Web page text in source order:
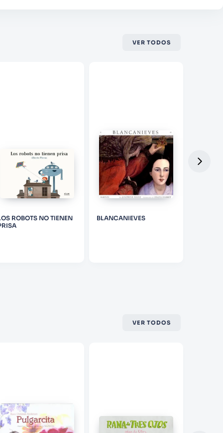
VER TODOS
ROBOTS NO TIENEN
BLANCANIEVES
VER TODOS